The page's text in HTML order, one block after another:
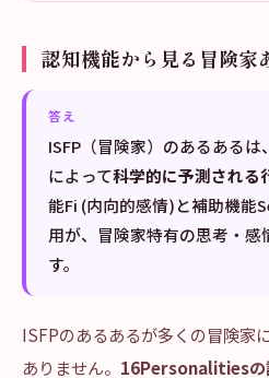
認知機能から見る冒険家
答え
ISFP（冒険家）のあるあるは、
によって科学的に予測される
能Fi (内向的感情)と補助機能
用が、冒険家特有の思考・感
す。
ISFPのあるあるが多くの冒険家
ありません。 16Personalitiesの